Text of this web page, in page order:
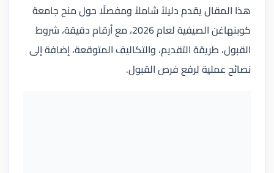
هذا المقال يقدم دليلاً شاملاً ومفصلًا حول منح جامعة
كوبنهاغن الصيفية لعام 2026، مع أرقام دقيقة، شروط
القبول، طريقة التقديم، والتكاليف المتوقعة، إضافة إلى
نصائح عملية لرفع فرص القبول.